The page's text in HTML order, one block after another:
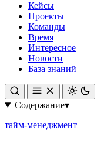
Кейсы
Проекты
Команды
Время
Интересное
Новости
База знаний
Содержание▾
тайм-менеджмент